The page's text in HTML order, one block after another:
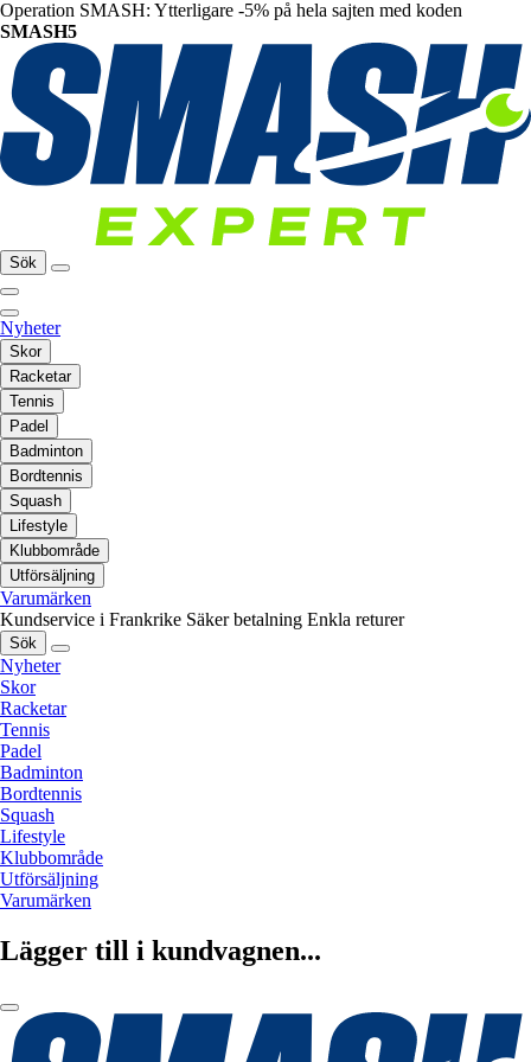
Operation SMASH: Ytterligare -5% på hela sajten med koden
SMASH5
Sök
Nyheter
Skor
Racketar
Tennis
Padel
Badminton
Bordtennis
Squash
Lifestyle
Klubbområde
Utförsäljning
Varumärken
Kundservice i Frankrike Säker betalning Enkla returer
Sök
Nyheter
Skor
Racketar
Tennis
Padel
Badminton
Bordtennis
Squash
Lifestyle
Klubbområde
Utförsäljning
Varumärken
Lägger till i kundvagnen...